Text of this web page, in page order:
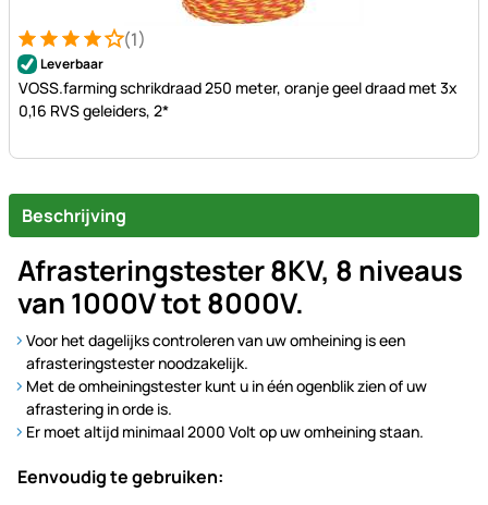
Beoordeling: 4 van 5 (1 beoordelingen)
1 Bewertung(1)
Leverbaar
VOSS.farming schrikdraad 250 meter, oranje geel draad met 3x
0,16 RVS geleiders, 2*
Beschrijving
Afrasteringstester 8KV, 8 niveaus
van 1000V tot 8000V.
Voor het dagelijks controleren van uw omheining is een
afrasteringstester noodzakelijk.
Met de omheiningstester kunt u in één ogenblik zien of uw
afrastering in orde is.
Er moet altijd minimaal 2000 Volt op uw omheining staan.
Eenvoudig te gebruiken: